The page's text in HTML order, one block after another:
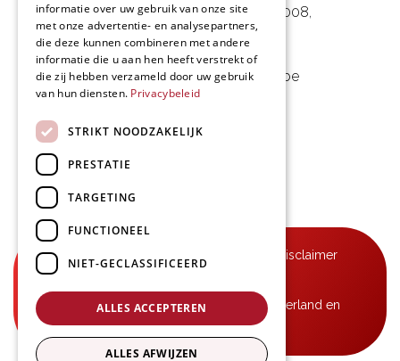
Noorwegenstraat 29D, Haven 8008,
9940 Evergem, BE
09 253 49 57- mail@delmo.be
BE 0768.656.308
Volg ons
Disclaimer
B2B-leveringen in België, Frankrijk, Nederland en
Luxemburg
informatie over uw gebruik van onze site
met onze advertentie- en analysepartners,
die deze kunnen combineren met andere
informatie die u aan hen heeft verstrekt of
die zij hebben verzameld door uw gebruik
van hun diensten. Privacybeleid
STRIKT NOODZAKELIJK
PRESTATIE
TARGETING
FUNCTIONEEL
NIET-GECLASSIFICEERD
ALLES ACCEPTEREN
ALLES AFWIJZEN